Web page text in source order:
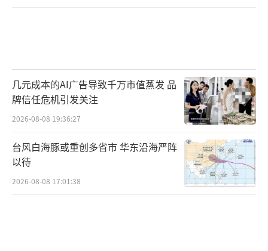
几元成本的AI广告导致千万市值蒸发 品
牌信任危机引发关注
2026-08-08 19:36:27
台风白海豚或重创多省市 华东沿海严阵
以待
2026-08-08 17:01:38